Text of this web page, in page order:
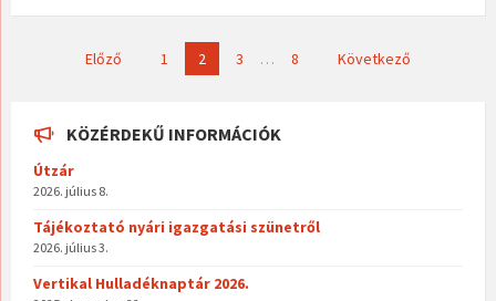
Bejegyzések
Előző 1 2 3 … 8 Következő
KÖZÉRDEKŰ INFORMÁCIÓK
Útzár
2026. július 8.
Tájékoztató nyári igazgatási szünetről
2026. július 3.
Vertikal Hulladéknaptár 2026.